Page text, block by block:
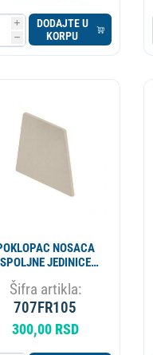
i
h
DODAJTE U
KORPU
NOSACA
SPOLJNE JEDINICE
9898-
029
Šifra artikla:
707FR105
300,00 RSD